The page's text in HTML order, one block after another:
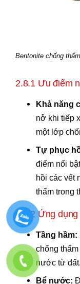
Bentonite chống thấm
2.8.1 Ưu điểm
Khả năng
nở khi tiếp
một lớp
Tự phục
điểm nổi
hồi các vết
thấm trong
2.8.2 Ứng
Tầng hầm:
chống
nước từ đất.
Bể nước: